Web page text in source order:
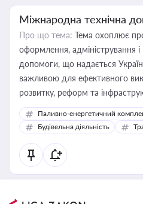
Міжнародна технічна
Про що тема: Тема охоплює
оформлення, адміністрування і
допомоги, що надається
важливою для ефективного
розвитку, реформ та
Паливно-енергетичний
Будівельна діяльність